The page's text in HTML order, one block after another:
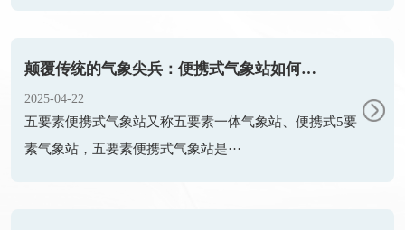
颠覆传统的气象尖兵：便携式气象站如何打破监测时空壁垒
2025-04-22
五要素便携式气象站又称五要素一体气象站、便携式5要
素气象站，五要素便携式气象站是···